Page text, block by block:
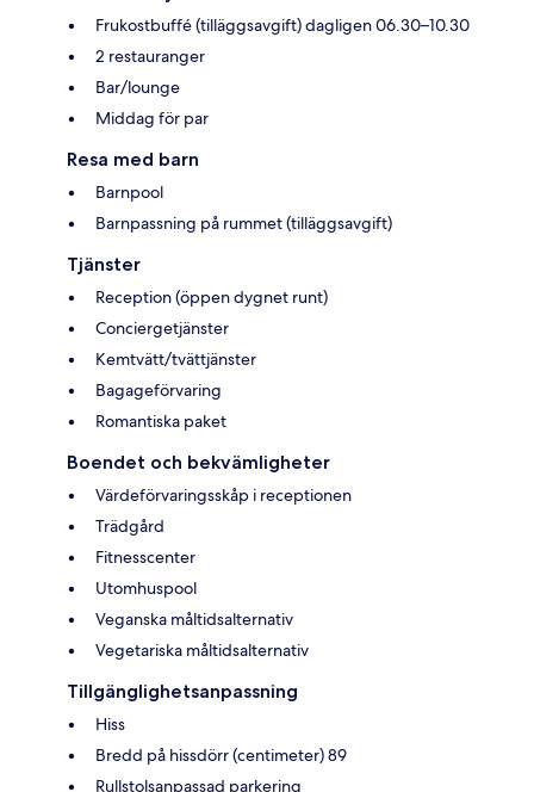
Frukostbuffé (tilläggsavgift) dagligen 06.30–10.30
2 restauranger
Bar/lounge
Middag för par
Resa med barn
Barnpool
Barnpassning på rummet (tilläggsavgift)
Tjänster
Reception (öppen dygnet runt)
Conciergetjänster
Kemtvätt/tvättjänster
Bagageförvaring
Romantiska paket
Boendet och bekvämligheter
Värdeförvaringsskåp i receptionen
Trädgård
Fitnesscenter
Utomhuspool
Veganska måltidsalternativ
Vegetariska måltidsalternativ
Tillgänglighetsanpassning
Hiss
Bredd på hissdörr (centimeter) 89
Rullstolsanpassad parkering